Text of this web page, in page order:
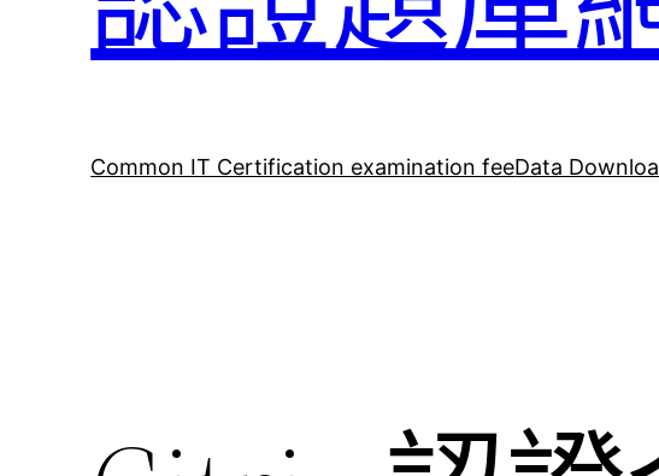
Common IT Certification examination feeData